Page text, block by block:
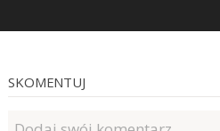
SKOMENTUJ